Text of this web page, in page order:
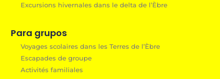
Excursions hivernales dans le delta de l’Èbre
Para grupos
Voyages scolaires dans les Terres de l’Èbre
Escapades de groupe
Activités familiales